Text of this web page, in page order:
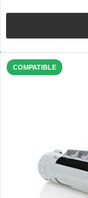
COMPATIBLE